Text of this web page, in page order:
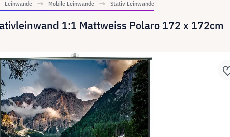
Leinwände Mobile Leinwände Stativ Leinwände
1:1 Mattweiss Polaro 172 x 172cm